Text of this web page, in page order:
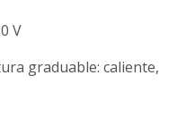
V
graduable: caliente,